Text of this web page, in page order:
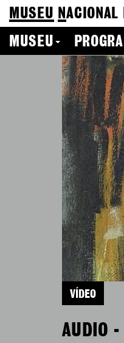
MUSEU NACIONAL
MUSEU
VÍDEO
AUDIO -